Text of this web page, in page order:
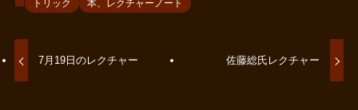
トリック 本、レクチャーノート
7月19日のレクチャー 佐藤総氏レクチャー